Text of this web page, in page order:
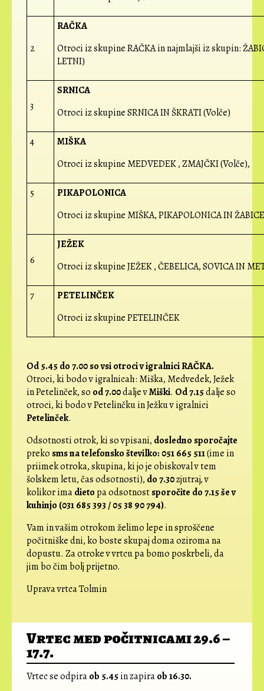
2
RAČKA
Otroci iz skupine RAČKA in najmlajši iz skupin:
LETNI)
3
SRNICA
Otroci iz skupine SRNICA IN ŠKRATI (Volče)
4
MIŠKA
Otroci iz skupine MEDVEDEK , ZMAJČKI (Volče),
5
PIKAPOLONICA
Otroci iz skupine MIŠKA, PIKAPOLONICA IN
6
JEŽEK
Otroci iz skupine JEŽEK , ČEBELICA, SOVICA IN
7
PETELINČEK
Otroci iz skupine PETELINČEK
Od 5.45 do 7.00 so vsi otroci v igralnici RAČKA.
Otroci, ki bodo v igralnicah: Miška, Medvedek, Ježek
in Petelinček, so od 7.00dalje vMiški. Od 7.15dalje so
otroci, ki bodo v Petelinčku in Ježku v igralnici
Petelinček.
Odsotnosti otrok, ki so vpisani, dosledno sporočajte
preko sms na telefonsko številko: 051 665 511(ime in
priimek otroka, skupina, ki jo je obiskoval v tem
šolskem letu, čas odsotnosti), do 7.30zjutraj, v
kolikor imadietopa odsotnostsporočite do 7.15 še v
kuhinjo (031 685 393 / 05 38 90 794).
Vam in vašim otrokom želimo lepe in sproščene
počitniške dni, ko boste skupaj doma oziroma na
dopustu. Za otroke v vrtcu pa bomo poskrbeli, da
jim bo čim bolj prijetno.
Uprava vrtca Tolmin
Vrtec med počitnicami 29.6 –
17.7.
Vrtec se odpiraob 5.45in zapiraob 16.30.